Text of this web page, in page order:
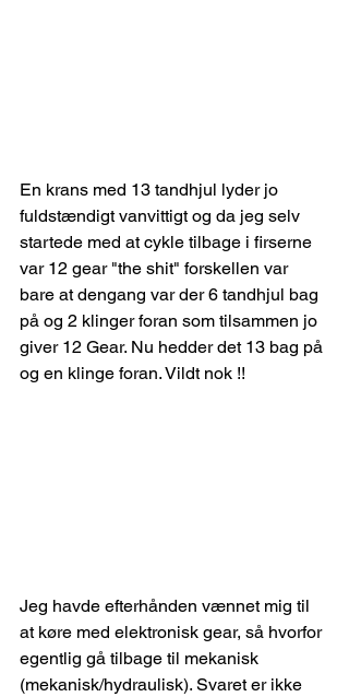
En krans med 13 tandhjul lyder jo
fuldstændigt vanvittigt og da jeg selv
startede med at cykle tilbage i firserne
var 12 gear "the shit" forskellen var
bare at dengang var der 6 tandhjul bag
på og 2 klinger foran som tilsammen jo
giver 12 Gear. Nu hedder det 13 bag på
og en klinge foran. Vildt nok !!
Jeg havde efterhånden vænnet mig til
at køre med elektronisk gear, så hvorfor
egentlig gå tilbage til mekanisk
(mekanisk/hydraulisk). Svaret er ikke